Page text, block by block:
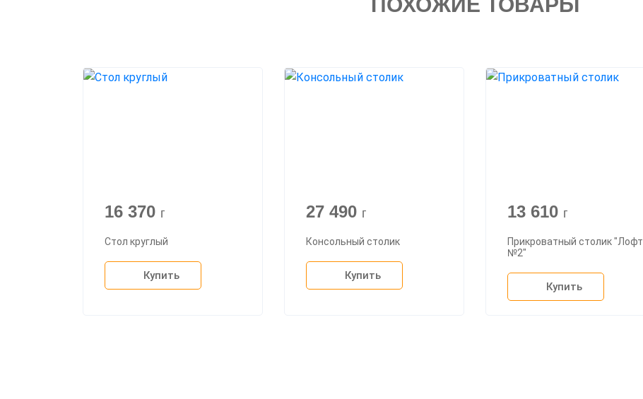
16 370 г
Стол круглый
Купить
27 490 г
Консольный столик
Купить
13 610 г
Прикроватный столик "Лофт
№2"
Купить